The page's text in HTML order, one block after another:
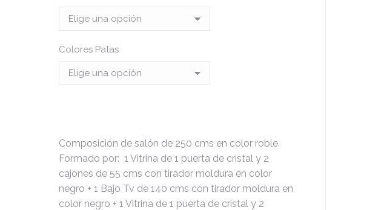
Colores Patas
Composición de salón de 250 cms en color roble.
Formado por: 1 Vitrina de 1 puerta de cristal y 2
cajones de 55 cms con tirador moldura en color
negro + 1 Bajo Tv de 140 cms con tirador moldura en
color negro + 1 Vitrina de 1 puerta de cristal y 2